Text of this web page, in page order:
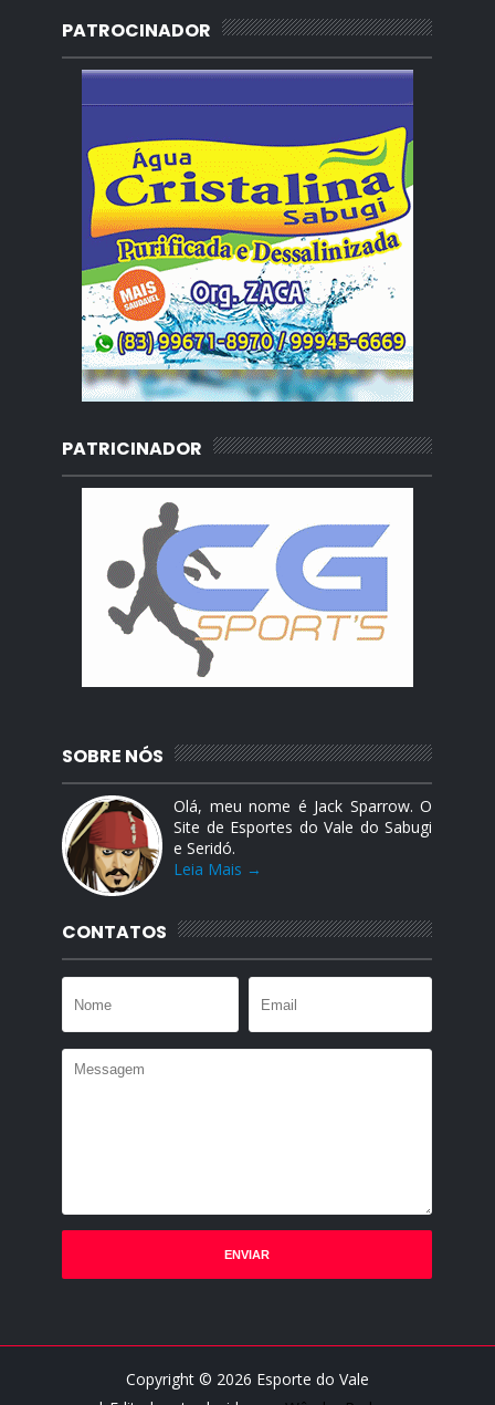
PATROCINADOR
PATRICINADOR
SOBRE NÓS
Olá, meu nome é Jack Sparrow. O
Site de Esportes do Vale do Sabugi
e Seridó.
Leia Mais →
CONTATOS
Copyright © 2026 Esporte do Vale